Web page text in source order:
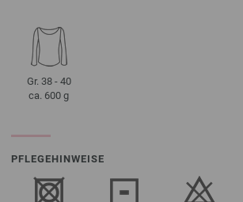
Gr. 38 - 40
ca. 600 g
PFLEGEHINWEISE